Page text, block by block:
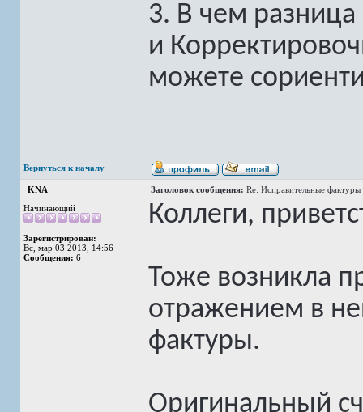
3. В чем
и
можете
Вернуться к началу
KNA Заголовок сообщения: Re: Исправительные фактуры
Начинающий
Зарегистрирован:
Вс, мар 03 2013, 14:56
Сообщения: 6
Коллеги,
Тоже возникла
отражением в
фактуры.
Оригинальный